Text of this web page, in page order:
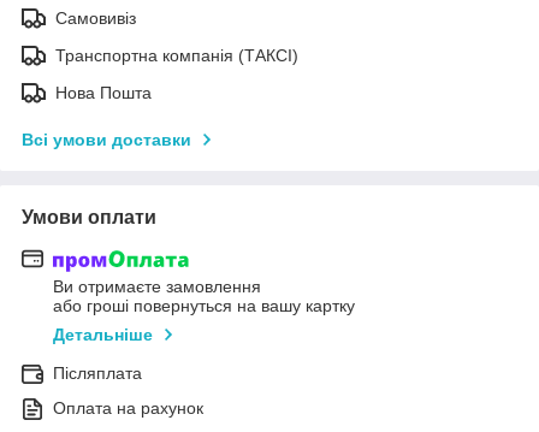
Самовивіз
Транспортна компанія (ТАКСІ)
Нова Пошта
Всі умови доставки
Умови оплати
Ви отримаєте замовлення
або гроші повернуться на вашу картку
Детальніше
Післяплата
Оплата на рахунок